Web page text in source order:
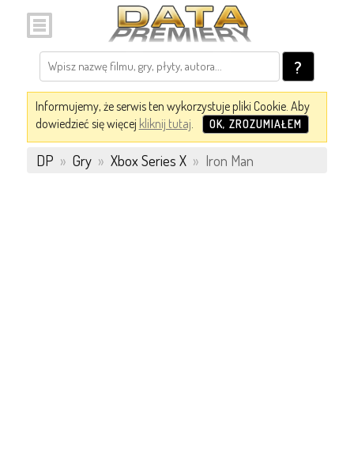
?
Informujemy, że serwis ten wykorzystuje pliki Cookie. Aby
dowiedzieć się więcej kliknij tutaj. OK, ZROZUMIAŁEM
DP » Gry » Xbox Series X » Iron Man